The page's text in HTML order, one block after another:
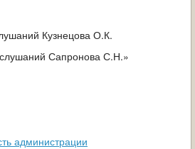
Кузнецова О.К.
Сапронова С.Н.»
администрации